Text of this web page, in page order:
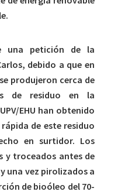
una petición de la
debido a que en
produjeron cerca de
de residuo en la
EHU han obtenido
de este residuo
en surtidor. Los
y troceados antes de
una vez pirolizados a
de bioóleo del 70-